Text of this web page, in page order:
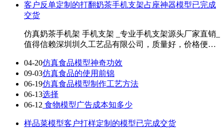
客户反单定制的打翻奶茶手机支架占座神器模型已完成
交货
仿真奶茶手机架 手机支架 _专业手机支架源头厂家直销_
值得信赖深圳圳久工艺品有限公司，质量好，价格便
04-20仿真食品模型神奇功效
09-03仿真食品的使用前锦
06-19仿真食品模型制作工艺方法
06-13选择
06-12 食物模型广告成本知多少
样品菜模型客户打样定制的模型已完成交货